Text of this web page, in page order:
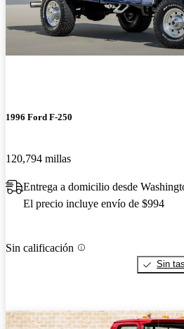
1996 Ford F-250
120,794 millas
Entrega a domicilio desde
El precio incluye envío de $994
Sin calificación
Sin